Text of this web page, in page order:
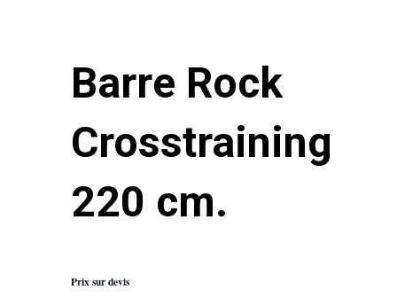
Barre Rock
Crosstraining
220 cm.
Prix sur devis